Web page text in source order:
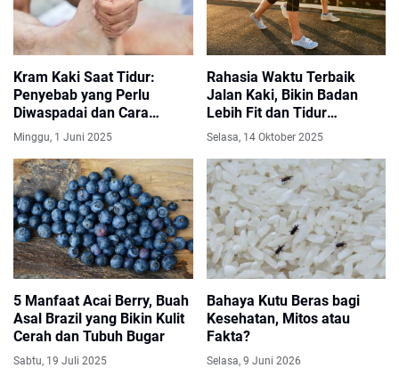
Kram Kaki Saat Tidur:
Penyebab yang Perlu
Diwaspadai dan Cara
Mengatasinya
Minggu, 1 Juni 2025
Rahasia Waktu Terbaik
Jalan Kaki, Bikin Badan
Lebih Fit dan Tidur
Nyenyak!
Selasa, 14 Oktober 2025
5 Manfaat Acai Berry, Buah
Asal Brazil yang Bikin Kulit
Cerah dan Tubuh Bugar
Sabtu, 19 Juli 2025
Bahaya Kutu Beras bagi
Kesehatan, Mitos atau
Fakta?
Selasa, 9 Juni 2026